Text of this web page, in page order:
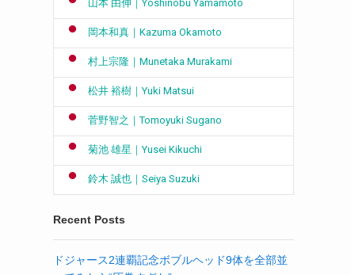
山本 由伸｜Yoshinobu Yamamoto
岡本和真｜Kazuma Okamoto
村上宗隆｜Munetaka Murakami
松井 裕樹｜Yuki Matsui
菅野智之｜Tomoyuki Sugano
菊池 雄星｜Yusei Kikuchi
鈴木 誠也｜Seiya Suzuki
Recent Posts
ドジャース2連覇記念ボブルヘッド9体を全部並